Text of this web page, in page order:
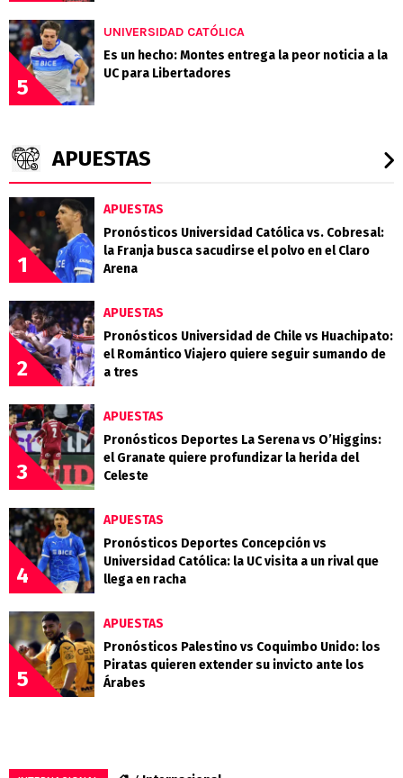
5
UNIVERSIDAD CATÓLICA
Es un hecho: Montes entrega la peor noticia a la
UC para Libertadores
APUESTAS
1
APUESTAS
Pronósticos Universidad Católica vs. Cobresal:
la Franja busca sacudirse el polvo en el Claro
Arena
2
APUESTAS
Pronósticos Universidad de Chile vs Huachipato:
el Romántico Viajero quiere seguir sumando de
a tres
3
APUESTAS
Pronósticos Deportes La Serena vs O’Higgins:
el Granate quiere profundizar la herida del
Celeste
4
APUESTAS
Pronósticos Deportes Concepción vs
Universidad Católica: la UC visita a un rival que
llega en racha
5
APUESTAS
Pronósticos Palestino vs Coquimbo Unido: los
Piratas quieren extender su invicto ante los
Árabes